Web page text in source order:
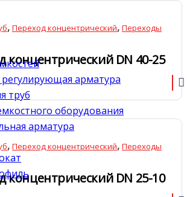
арматура
труб
оборудования
арматура
, Переход концентрический, Переходы
концентрический DN 40-25
, Переход концентрический, Переходы
концентрический DN 25-10